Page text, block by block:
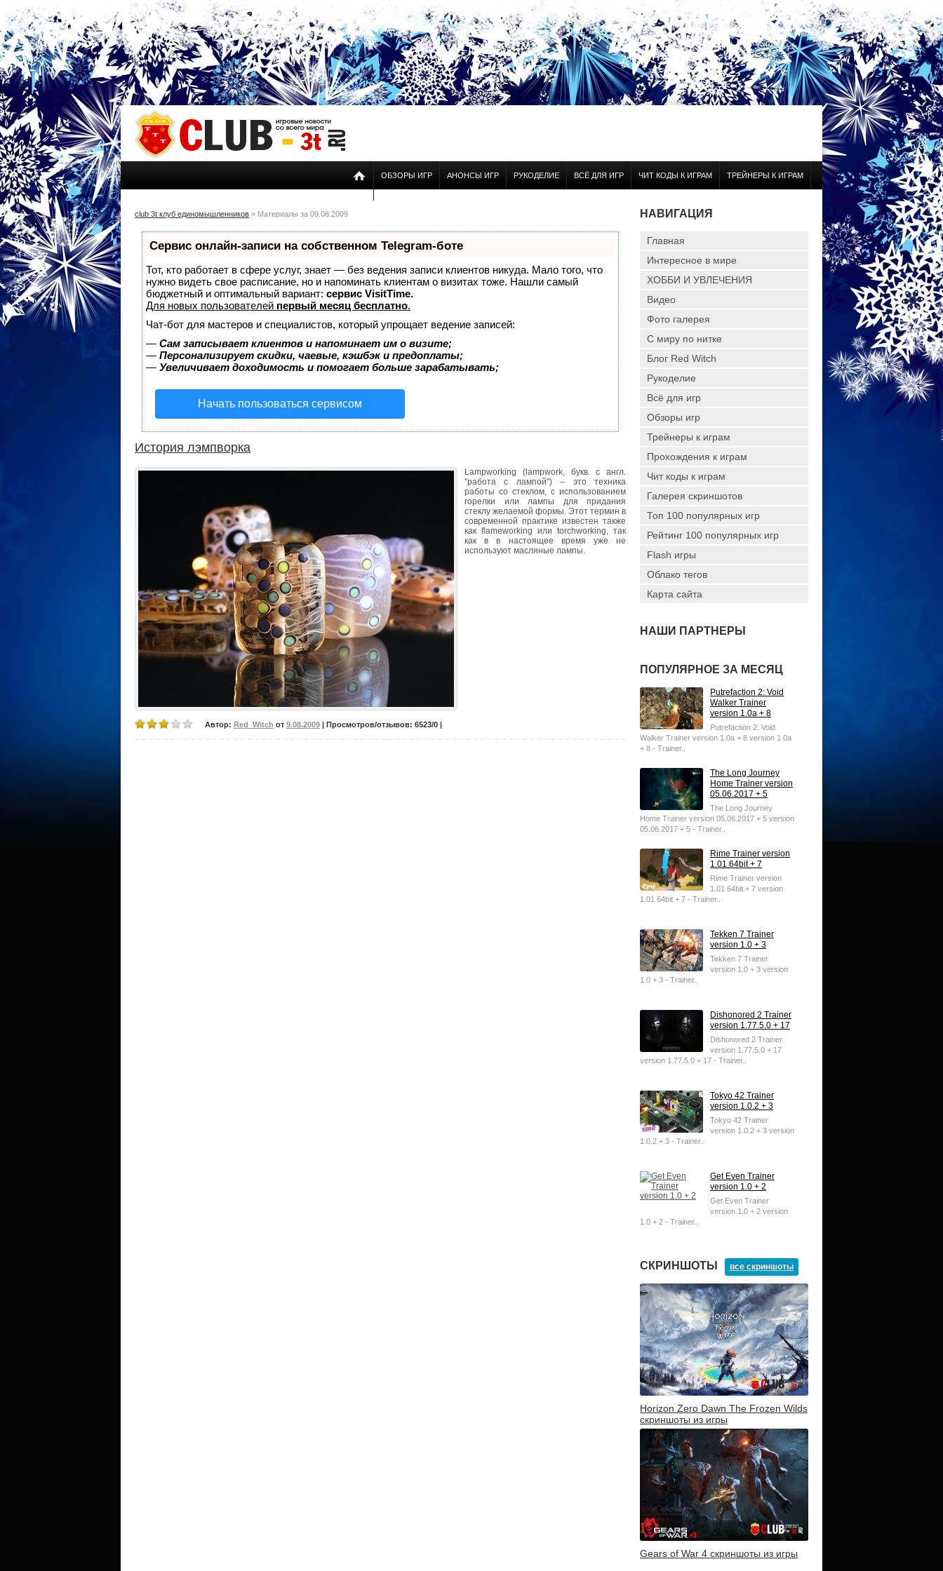
ОБЗОРЫ ИГР АНОНСЫ ИГР РУКОДЕЛИЕ ВСЁ ДЛЯ ИГР ЧИТ КОДЫ К ИГРАМ ТРЕЙНЕРЫ К ИГРАМ
club 3t клуб единомышленников » Материалы за 09.08.2009
Сервис онлайн-записи на собственном Telegram-боте
Тот, кто работает в сфере услуг, знает — без ведения записи клиентов никуда. Мало того, что
нужно видеть свое расписание, но и напоминать клиентам о визитах тоже. Нашли самый
бюджетный и оптимальный вариант: сервис VisitTime.
Для новых пользователей первый месяц бесплатно.
Чат-бот для мастеров и специалистов, который упрощает ведение записей:
— Сам записывает клиентов и напоминает им о визите;
— Персонализирует скидки, чаевые, кэшбэк и предоплаты;
— Увеличивает доходимость и помогает больше зарабатывать;
Начать пользоваться сервисом
История лэмпворка
Lampworking (lampwork, букв. с англ.
"работа с лампой") – это техника
работы со стеклом, с использованием
горелки или лампы для придания
стеклу желаемой формы. Этот термин в
современной практике известен также
как flameworking или torchworking, так
как в в настоящее время уже не
используют масляные лампы.
Автор: Red_Witch от 9.08.2009 | Просмотров/отзывов: 6523/0 |
НАВИГАЦИЯ
Главная
Интересное в мире
ХОББИ И УВЛЕЧЕНИЯ
Видео
Фото галерея
С миру по нитке
Блог Red Witch
Рукоделие
Всё для игр
Обзоры игр
Трейнеры к играм
Прохождения к играм
Чит коды к играм
Галерея скриншотов
Топ 100 популярных игр
Рейтинг 100 популярных игр
Flash игры
Облако тегов
Карта сайта
НАШИ ПАРТНЕРЫ
ПОПУЛЯРНОЕ ЗА МЕСЯЦ
Putrefaction 2: Void
Walker Trainer
version 1.0a + 8
Putrefaction 2: Void
Walker Trainer version 1.0a + 8 version 1.0a
+ 8 - Trainer..
The Long Journey
Home Trainer version
05.06.2017 + 5
The Long Journey
Home Trainer version 05.06.2017 + 5 version
05.06.2017 + 5 - Trainer..
Rime Trainer version
1.01 64bit + 7
Rime Trainer version
1.01 64bit + 7 version
1.01 64bit + 7 - Trainer..
Tekken 7 Trainer
version 1.0 + 3
Tekken 7 Trainer
version 1.0 + 3 version
1.0 + 3 - Trainer..
Dishonored 2 Trainer
version 1.77.5.0 + 17
Dishonored 2 Trainer
version 1.77.5.0 + 17
version 1.77.5.0 + 17 - Trainer..
Tokyo 42 Trainer
version 1.0.2 + 3
Tokyo 42 Trainer
version 1.0.2 + 3 version
1.0.2 + 3 - Trainer..
Get Even Trainer
version 1.0 + 2
Get Even Trainer
version 1.0 + 2 version
1.0 + 2 - Trainer..
СКРИНШОТЫ все скриншоты
Horizon Zero Dawn The Frozen Wilds
скриншоты из игры
Gears of War 4 скриншоты из игры